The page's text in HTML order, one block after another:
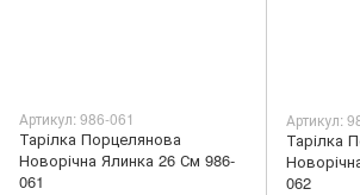
Артикул: 986-061
Тарілка Порцелянова
Новорічна Ялинка 26 См 986-
061
Артикул:
Тарілка
062